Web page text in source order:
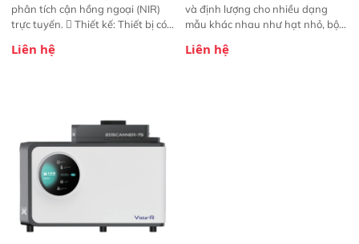
phân tích cận hồng ngoại (NIR)
trực tuyến.  Thiết kế: Thiết bị có
hỗ trợ tản nhiệt tăng cường và đã
liệu để tăng chỉ số ROI cho doanh
nghiệp.
Liên hệ
và định lượng cho nhiều dạng
mẫu khác nhau như hạt nhỏ, bột,
này cho phép bất kỳ ai cũng có
Liên hệ